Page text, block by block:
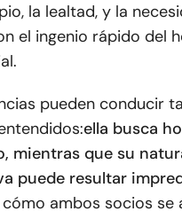
la lealtad, y la
el ingenio rápido del
pueden conducir
ella busca
mientras que su
puede resultar
ambos socios se